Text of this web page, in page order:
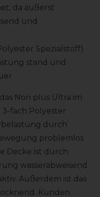
da äußerst
und
Spezialstoff)
stand und
Non plus Ultra im
fach Polyester
durch
problemlos
Decke ist durch
wasserabweisend
Außerdem ist das
Kunden